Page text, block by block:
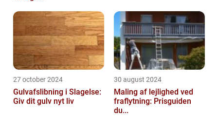
27 october 2024
Gulvafslibning i Slagelse:
Giv dit gulv nyt liv
30 august 2024
Maling af lejlighed ved
fraflytning: Prisguiden
du...